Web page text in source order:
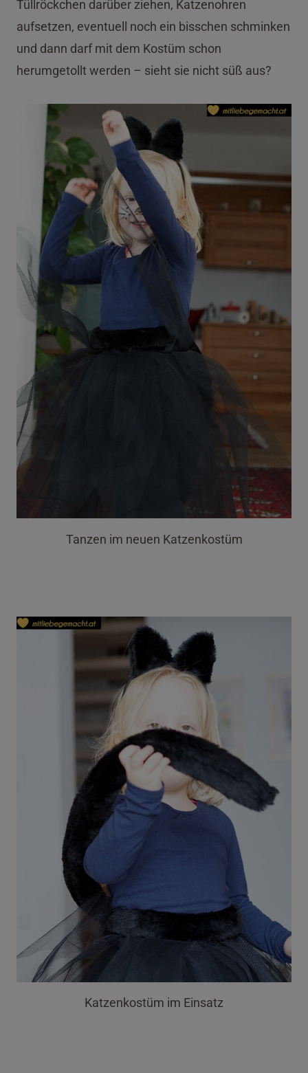
Tüllröckchen darüber ziehen, Katzenohren
aufsetzen, eventuell noch ein bisschen schminken
und dann darf mit dem Kostüm schon
herumgetollt werden – sieht sie nicht süß aus?
Tanzen im neuen Katzenkostüm
Katzenkostüm im Einsatz